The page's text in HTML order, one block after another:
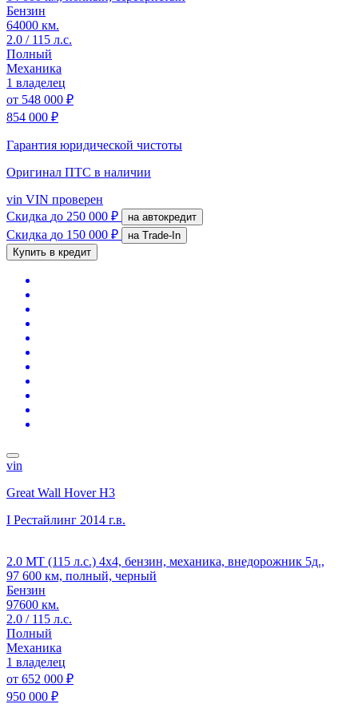
Бензин
64000 км.
2.0 / 115 л.с.
Полный
Механика
1 владелец
от 548 000 ₽
854 000 ₽
Гарантия юридической чистоты
Оригинал ПТС в наличии
vin VIN проверен
Скидка до 250 000 ₽ на автокредит
Скидка до 150 000 ₽
на Trade-In
Купить в кредит
vin
Great Wall Hover H3
I Рестайлинг 2014 г.в.
2.0 MT (115 л.с.) 4x4, бензин, механика, внедорожник 5д.,
97 600 км, полный, черный
Бензин
97600 км.
2.0 / 115 л.с.
Полный
Механика
1 владелец
от 652 000 ₽
950 000 ₽